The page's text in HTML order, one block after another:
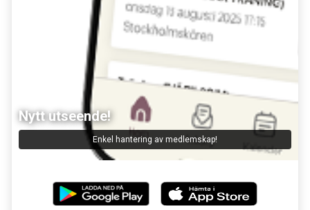
Nytt utseende!
Enkel hantering av medlemskap!